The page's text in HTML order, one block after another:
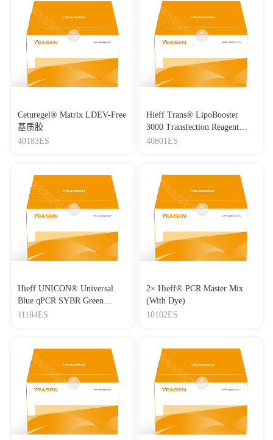
Ceturegel® Matrix LDEV-Free
基质胶
40183ES
Hieff Trans® LipoBooster
3000 Transfection Reagent
Lipo3000转染试剂
40801ES
Hieff UNICON® Universal
Blue qPCR SYBR Green
Master Mix
11184ES
2× Hieff® PCR Master Mix
(With Dye)
10102ES